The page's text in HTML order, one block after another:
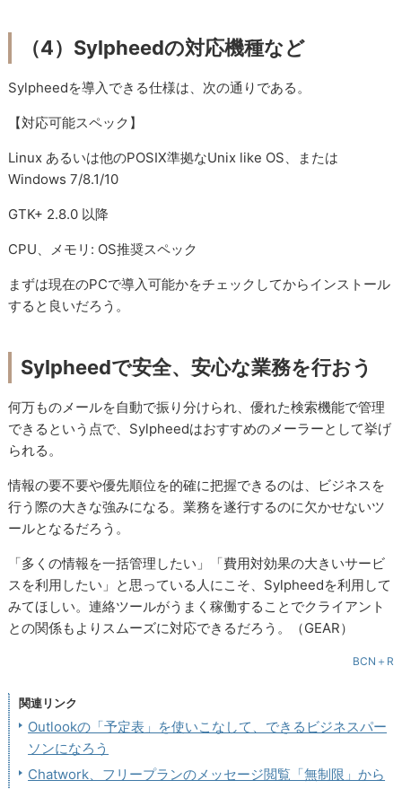
（4）Sylpheedの対応機種など
Sylpheedを導入できる仕様は、次の通りである。
【対応可能スペック】
Linux あるいは他のPOSIX準拠なUnix like OS、または
Windows 7/8.1/10
GTK+ 2.8.0 以降
CPU、メモリ: OS推奨スペック
まずは現在のPCで導入可能かをチェックしてからインストール
すると良いだろう。
Sylpheedで安全、安心な業務を行おう
何万ものメールを自動で振り分けられ、優れた検索機能で管理
できるという点で、Sylpheedはおすすめのメーラーとして挙げ
られる。
情報の要不要や優先順位を的確に把握できるのは、ビジネスを
行う際の大きな強みになる。業務を遂行するのに欠かせないツ
ールとなるだろう。
「多くの情報を一括管理したい」「費用対効果の大きいサービ
スを利用したい」と思っている人にこそ、Sylpheedを利用して
みてほしい。連絡ツールがうまく稼働することでクライアント
との関係もよりスムーズに対応できるだろう。（GEAR）
BCN＋R
関連リンク
Outlookの「予定表」を使いこなして、できるビジネスパー
ソンになろう
Chatwork、フリープランのメッセージ閲覧「無制限」から